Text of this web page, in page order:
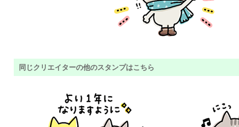
同じクリエイターの他のスタンプはこちら